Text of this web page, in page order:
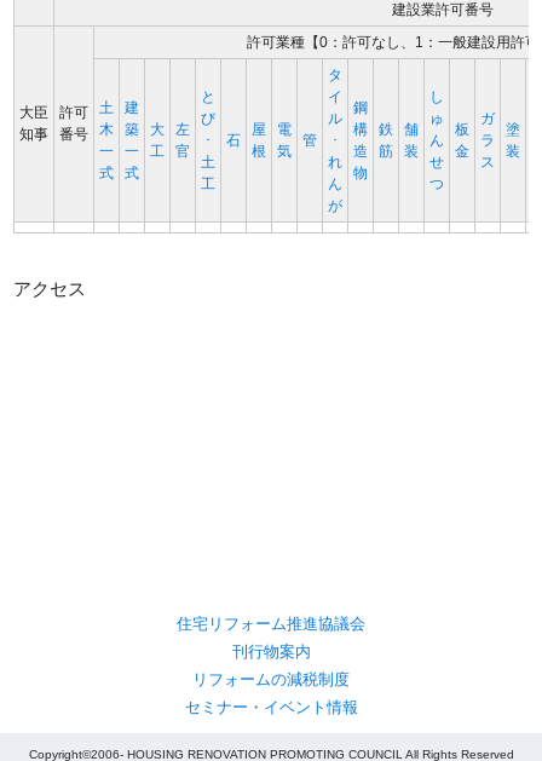
建設業許可番号
大臣
知事
許可
番号
許可業種【0：許可なし、1：一般建設用許
土
木
一
式
建
築
一
式
大
工
左
官
と
び
･
土
工
石
屋
根
電
気
管
タ
イ
ル
･
れ
ん
が
鋼
構
造
物
鉄
筋
舗
装
し
ゅ
ん
せ
つ
板
金
ガ
ラ
ス
塗
装
アクセス
住宅リフォーム推進協議会
刊行物案内
リフォームの減税制度
セミナー・イベント情報
Copyright©2006- HOUSING RENOVATION PROMOTING COUNCIL All Rights Reserved